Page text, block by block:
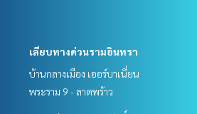
เลียบทางด่วนรามอินทรา
บ้านกลางเมือง เออร์บาเนี่ยน
พระราม 9 - ลาดพร้าว